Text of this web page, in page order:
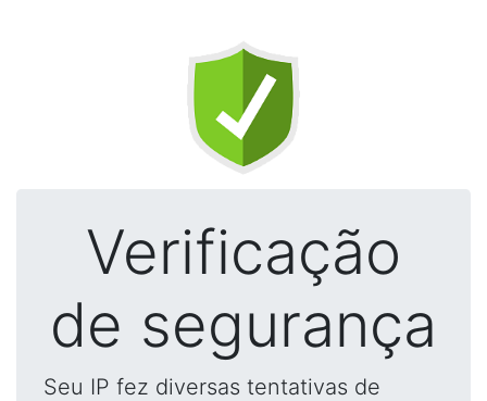
Verificação
de segurança
Seu IP fez diversas tentativas de